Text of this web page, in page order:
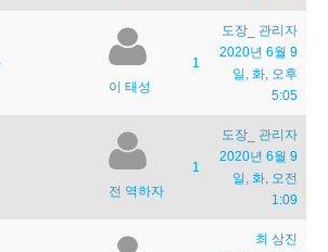
이 태성
1
도장_ 관리자
2020년 6월 9
일, 화, 오후
5:05
전 역하자
1
도장_ 관리자
2020년 6월 9
일, 화, 오전
1:09
최 상진